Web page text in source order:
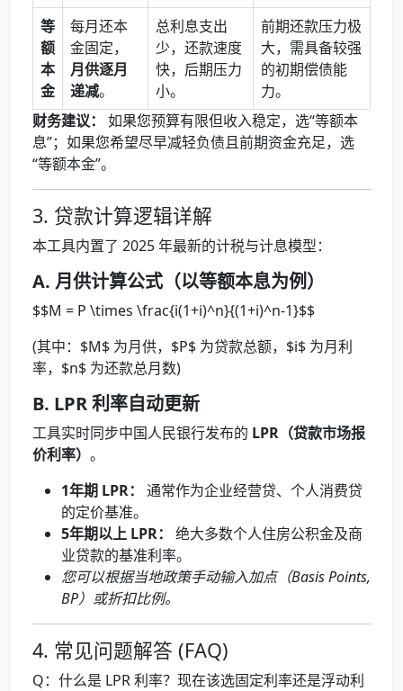
等
额
本
金
每月还本
金固定，
月供逐月
递减。
总利息支出
少，还款速度
快，后期压力
小。
前期还款压力极
大，需具备较强
的初期偿债能
力。
财务建议：
如果您预算有限但收入稳定，选“等额本
息”；如果您希望尽早减轻负债且前期资金充足，选
“等额本金”。
3. 贷款计算逻辑详解
本工具内置了 2025 年最新的计税与计息模型：
A. 月供计算公式（以等额本息为例）
$$M = P \times \frac{i(1+i)^n}{(1+i)^n-1}$$
(其中：$M$ 为月供，$P$ 为贷款总额，$i$ 为月利
率，$n$ 为还款总月数)
B. LPR 利率自动更新
工具实时同步中国人民银行发布的 LPR（贷款市场报
价利率） 。
1年期 LPR：
通常作为企业经营贷、个人消费贷
的定价基准。
5年期以上 LPR：
绝大多数个人住房公积金及商
业贷款的基准利率。
您可以根据当地政策手动输入加点（Basis Points,
BP）或折扣比例。
4. 常见问题解答 (FAQ)
Q：什么是 LPR 利率？现在该选固定利率还是浮动利